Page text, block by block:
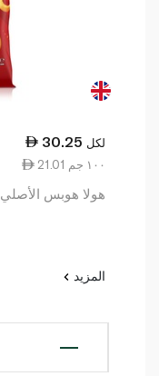
30.25 لكل
21.01 ١٠٠ جم
هولا هوبس الأصلي 6 × 24 غرام
المزيد